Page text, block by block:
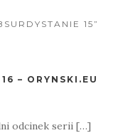
15”
– ORYNSKI.EU
odcinek serii […]